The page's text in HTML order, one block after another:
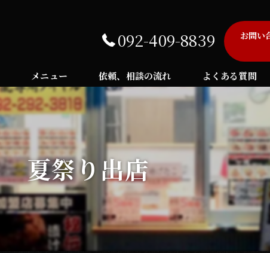
092-409-8839
お問い
メニュー 依頼、相談の流れ よくある質問
夏祭り出店